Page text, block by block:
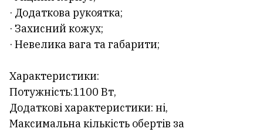
· Додаткова рукоятка;
· Захисний кожух;
· Невелика вага та габарити;
Характеристики:
Потужність:1100 Вт,
Додаткові характеристики: ні,
Максимальна кількість обертів за